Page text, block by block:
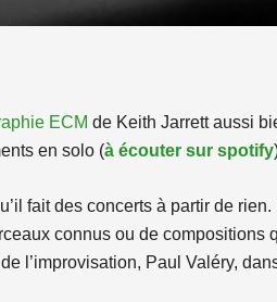
ECM de Keith Jarrett aussi
en solo (à écouter sur spotify
fait des concerts à partir de
connus ou de compositions
l’improvisation, Paul Valéry,